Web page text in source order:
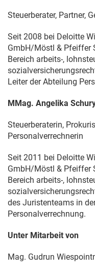
Steuerberater, Partner,
Seit 2008 bei Deloitte
GmbH/Möstl & Pfeiffer
Bereich arbeits-,
Leiter der Abteilung
MMag. Angelika
Steuerberaterin,
Personalverrechnerin
Seit 2011 bei Deloitte
GmbH/Möstl & Pfeiffer
Bereich arbeits-,
des Juristenteams in
Personalverrechnung.
Unter Mitarbeit von
Mag. Gudrun